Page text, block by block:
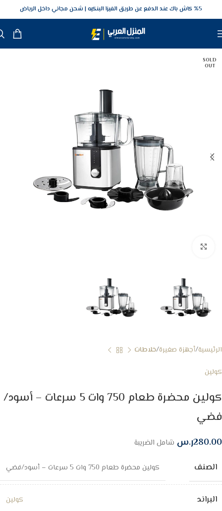
5‎% كاش باك عند الدفع عن طريق الفيزا البنكيه شحن مجاني داخل الرياض
SOLD
OUT
الرئيسية أجهزة صغيرة خلاطات
كولين
كولين محضرة طعام 750 وات 5 سرعات – أسود/
فضي
280.00ر.س شامل الضريبة
الصنف كولين محضرة طعام 750 وات 5 سرعات – أسود/فضي
البراند كولين